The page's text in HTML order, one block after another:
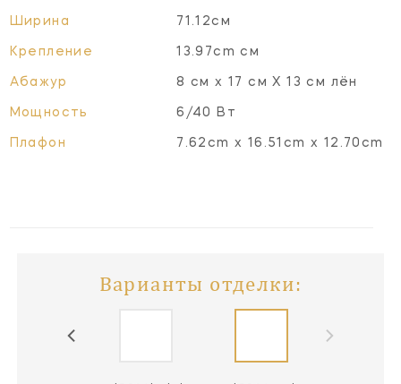
Ширина 71.12см
Крепление 13.97cm см
Абажур 8 см x 17 см X 13 см лён
Мощность 6/40 Вт
Плафон 7.62cm x 16.51cm x 12.70cm
Варианты отделки: